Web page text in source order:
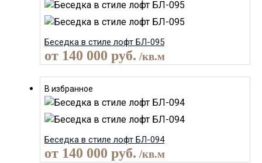
Беседка в стиле лофт БЛ-095
от 140 000 руб. /кв.м
В избранное
Беседка в стиле лофт БЛ-094
от 140 000 руб. /кв.м